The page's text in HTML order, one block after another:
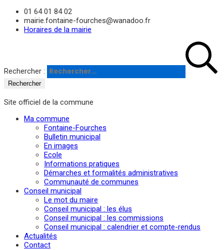
01 64 01 84 02
mairie.fontaine-fourches@wanadoo.fr
Horaires de la mairie
Rechercher :
Site officiel de la commune
Ma commune
Fontaine-Fourches
Bulletin municipal
En images
Ecole
Informations pratiques
Démarches et formalités administratives
Communauté de communes
Conseil municipal
Le mot du maire
Conseil municipal : les élus
Conseil municipal : les commissions
Conseil municipal : calendrier et compte-rendus
Actualités
Contact